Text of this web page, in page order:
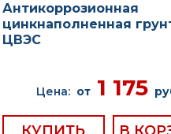
Антикоррозионная
цинкнаполненная
ЦВЭС
Цена: от 1 175